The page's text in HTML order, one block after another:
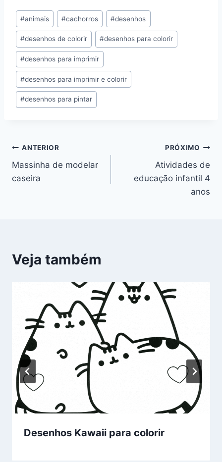
Tags
do
Post:
#animais #cachorros #desenhos
#desenhos de colorir #desenhos para colorir
#desenhos para imprimir
#desenhos para imprimir e colorir
#desenhos para pintar
Navegação
de
ANTERIOR
Massinha de modelar
caseira
PRÓXIMO
Atividades de
educação infantil 4
anos
Veja também
Desenhos Kawaii para colorir